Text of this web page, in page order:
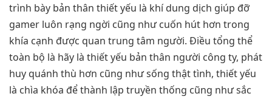
trình bày bản thân thiết yếu là khí dung dịch giúp đỡ
gamer luôn rạng ngời cũng như cuốn hút hơn trong
khía cạnh được quan trung tâm người. Điều tổng thể
toàn bộ là hãy là thiết yếu bản thân người công ty, phát
huy quánh thù hơn cũng như sống thật tình, thiết yếu
là chìa khóa để thành lập truyền thống cũng như sắc